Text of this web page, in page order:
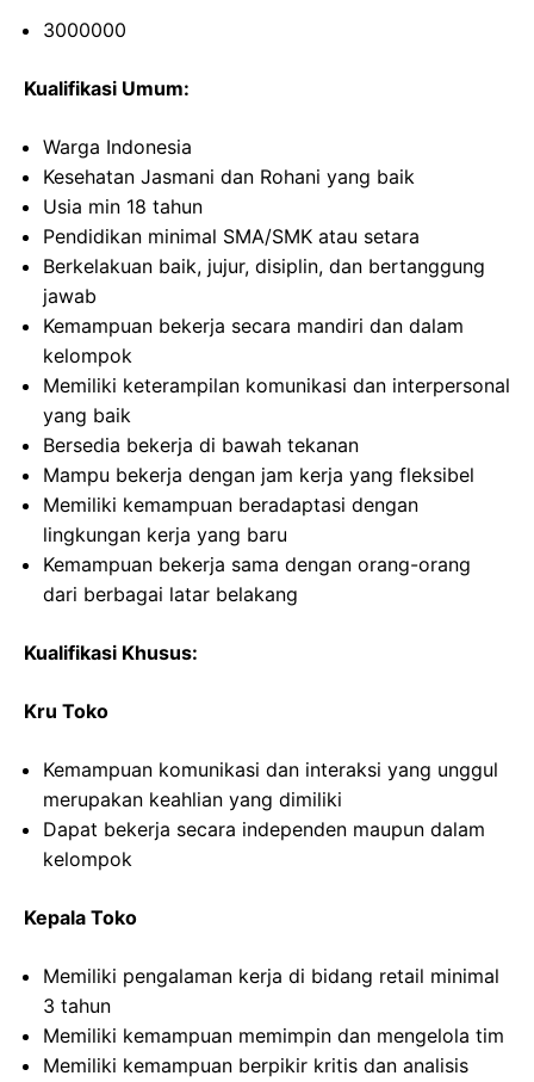
3000000
Kualifikasi Umum:
Warga Indonesia
Kesehatan Jasmani dan Rohani yang baik
Usia min 18 tahun
Pendidikan minimal SMA/SMK atau setara
Berkelakuan baik, jujur, disiplin, dan bertanggung
jawab
Kemampuan bekerja secara mandiri dan dalam
kelompok
Memiliki keterampilan komunikasi dan interpersonal
yang baik
Bersedia bekerja di bawah tekanan
Mampu bekerja dengan jam kerja yang fleksibel
Memiliki kemampuan beradaptasi dengan
lingkungan kerja yang baru
Kemampuan bekerja sama dengan orang-orang
dari berbagai latar belakang
Kualifikasi Khusus:
Kru Toko
Kemampuan komunikasi dan interaksi yang unggul
merupakan keahlian yang dimiliki
Dapat bekerja secara independen maupun dalam
kelompok
Kepala Toko
Memiliki pengalaman kerja di bidang retail minimal
3 tahun
Memiliki kemampuan memimpin dan mengelola tim
Memiliki kemampuan berpikir kritis dan analisis